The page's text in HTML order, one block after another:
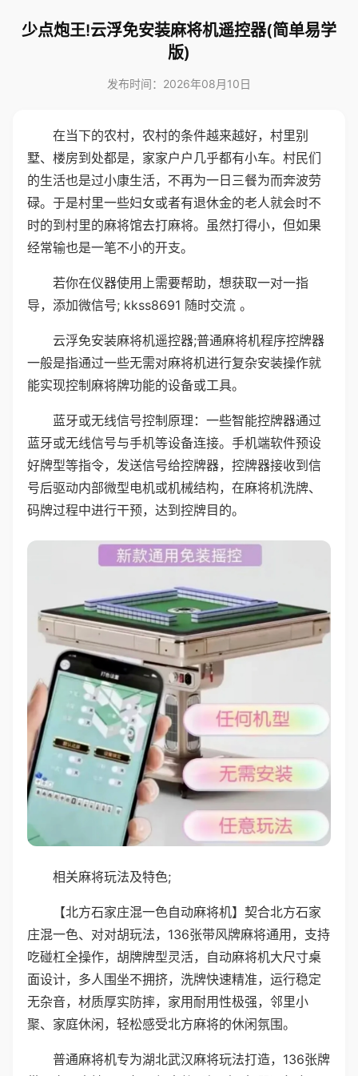
少点炮王!云浮免安装麻将机遥控器(简单易学
版)
发布时间：2026年08月10日
在当下的农村，农村的条件越来越好，村里别
墅、楼房到处都是，家家户户几乎都有小车。村民们
的生活也是过小康生活，不再为一日三餐为而奔波劳
碌。于是村里一些妇女或者有退休金的老人就会时不
时的到村里的麻将馆去打麻将。虽然打得小，但如果
经常输也是一笔不小的开支。
若你在仪器使用上需要帮助，想获取一对一指
导，添加微信号; kkss8691 随时交流 。
云浮免安装麻将机遥控器;普通麻将机程序控牌器
一般是指通过一些无需对麻将机进行复杂安装操作就
能实现控制麻将牌功能的设备或工具。
蓝牙或无线信号控制原理：一些智能控牌器通过
蓝牙或无线信号与手机等设备连接。手机端软件预设
好牌型等指令，发送信号给控牌器，控牌器接收到信
号后驱动内部微型电机或机械结构，在麻将机洗牌、
码牌过程中进行干预，达到控牌目的。
相关麻将玩法及特色;
【北方石家庄混一色自动麻将机】契合北方石家
庄混一色、对对胡玩法，136张带风牌麻将通用，支持
吃碰杠全操作，胡牌牌型灵活，自动麻将机大尺寸桌
面设计，多人围坐不拥挤，洗牌快速精准，运行稳定
无杂音，材质厚实防摔，家用耐用性极强，邻里小
聚、家庭休闲，轻松感受北方麻将的休闲氛围。
普通麻将机专为湖北武汉麻将玩法打造，136张牌